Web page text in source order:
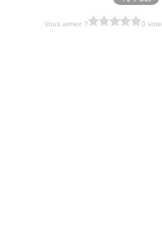
Vous aimez ? 0 vote